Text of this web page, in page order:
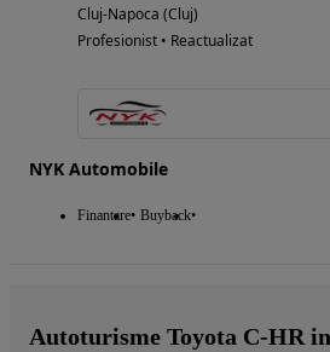
Cluj-Napoca (Cluj)
Profesionist • Reactualizat
NYK Automobile
Finantare Buyback
Autoturisme Toyota C-HR